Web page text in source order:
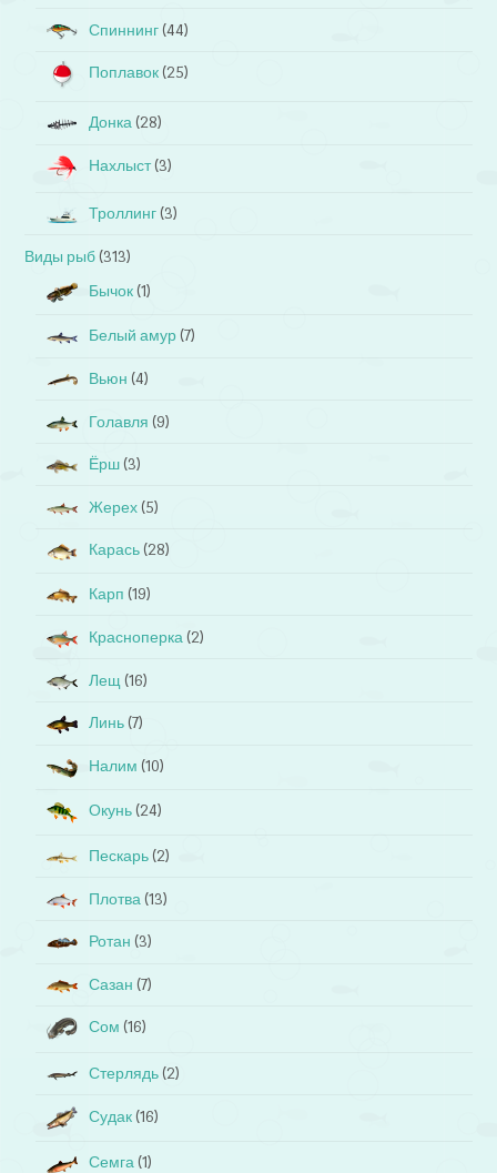
Спиннинг (44)
Поплавок (25)
Донка (28)
Нахлыст(3)
Троллинг (3)
Виды рыб (313)
Бычок (1)
Белый амур (7)
Вьюн (4)
Голавля (9)
Ёрш (3)
Жерех (5)
Карась (28)
Карп (19)
Красноперка (2)
Лещ (16)
Линь (7)
Налим (10)
Окунь (24)
Пескарь (2)
Плотва (13)
Ротан (3)
Сазан (7)
Сом (16)
Стерлядь (2)
Судак (16)
Семга (1)